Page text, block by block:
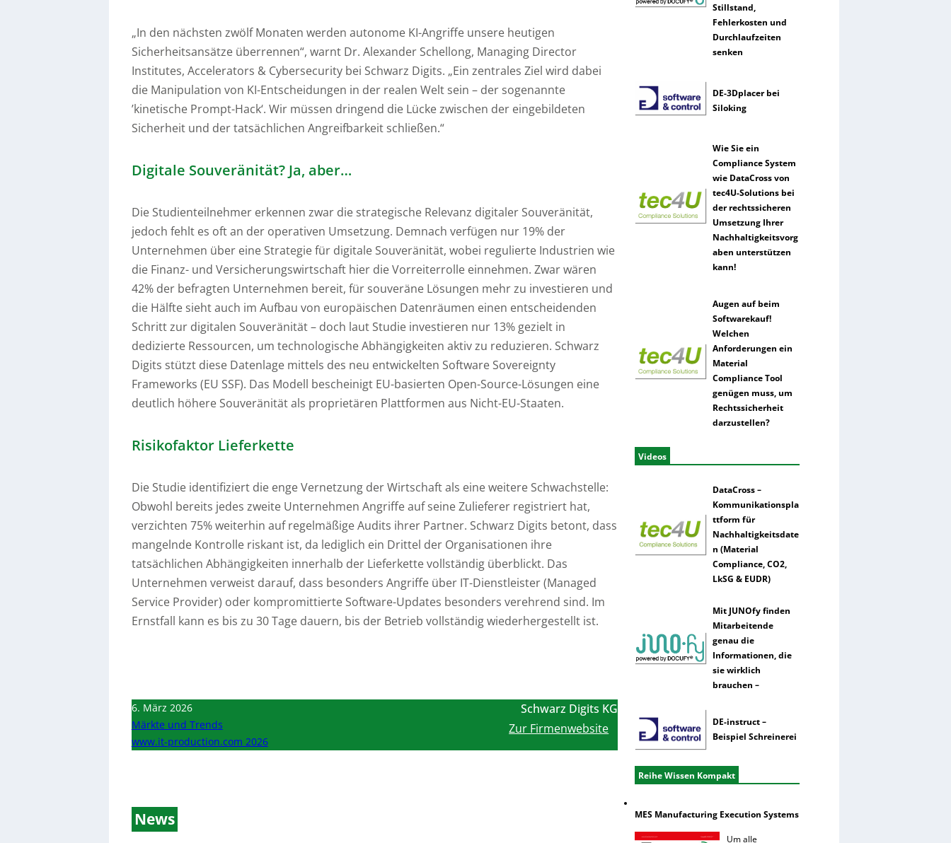
„In den nächsten zwölf Monaten werden autonome KI-Angriffe unsere heutigen
Sicherheitsansätze überrennen“, warnt Dr. Alexander Schellong, Managing Director
Institutes, Accelerators & Cybersecurity bei Schwarz Digits. „Ein zentrales Ziel wird dabei
die Manipulation von KI-Entscheidungen in der realen Welt sein – der sogenannte
’kinetische Prompt-Hack‘. Wir müssen dringend die Lücke zwischen der eingebildeten
Sicherheit und der tatsächlichen Angreifbarkeit schließen.“
Digitale Souveränität? Ja, aber…
Die Studienteilnehmer erkennen zwar die strategische Relevanz digitaler Souveränität,
jedoch fehlt es oft an der operativen Umsetzung. Demnach verfügen nur 19% der
Unternehmen über eine Strategie für digitale Souveränität, wobei regulierte Industrien wie
die Finanz- und Versicherungswirtschaft hier die Vorreiterrolle einnehmen. Zwar wären
42% der befragten Unternehmen bereit, für souveräne Lösungen mehr zu investieren und
die Hälfte sieht auch im Aufbau von europäischen Datenräumen einen entscheidenden
Schritt zur digitalen Souveränität – doch laut Studie investieren nur 13% gezielt in
dedizierte Ressourcen, um technologische Abhängigkeiten aktiv zu reduzieren. Schwarz
Digits stützt diese Datenlage mittels des neu entwickelten Software Sovereignty
Frameworks (EU SSF). Das Modell bescheinigt EU-basierten Open-Source-Lösungen eine
deutlich höhere Souveränität als proprietären Plattformen aus Nicht-EU-Staaten.
Risikofaktor Lieferkette
Die Studie identifiziert die enge Vernetzung der Wirtschaft als eine weitere Schwachstelle:
Obwohl bereits jedes zweite Unternehmen Angriffe auf seine Zulieferer registriert hat,
verzichten 75% weiterhin auf regelmäßige Audits ihrer Partner. Schwarz Digits betont, dass
mangelnde Kontrolle riskant ist, da lediglich ein Drittel der Organisationen ihre
tatsächlichen Abhängigkeiten innerhalb der Lieferkette vollständig überblickt. Das
Unternehmen verweist darauf, dass besonders Angriffe über IT-Dienstleister (Managed
Service Provider) oder kompromittierte Software-Updates besonders verehrend sind. Im
Ernstfall kann es bis zu 30 Tage dauern, bis der Betrieb vollständig wiederhergestellt ist.
6. März 2026
Märkte und Trends
www.it-production.com 2026
Schwarz Digits KG
Zur Firmenwebsite
News
Stillstand,
Fehlerkosten und
Durchlaufzeiten
senken
DE-3Dplacer bei
Siloking
Wie Sie ein
Compliance System
wie DataCross von
tec4U-Solutions bei
der rechtssicheren
Umsetzung Ihrer
Nachhaltigkeitsvorg
aben unterstützen
kann!
Augen auf beim
Softwarekauf!
Welchen
Anforderungen ein
Material
Compliance Tool
genügen muss, um
Rechtssicherheit
darzustellen?
Videos
DataCross –
Kommunikationspla
ttform für
Nachhaltigkeitsdate
n (Material
Compliance, CO2,
LkSG & EUDR)
Mit JUNOfy finden
Mitarbeitende
genau die
Informationen, die
sie wirklich
brauchen –
DE-instruct –
Beispiel Schreinerei
Reihe Wissen Kompakt
MES Manufacturing Execution Systems
Um alle